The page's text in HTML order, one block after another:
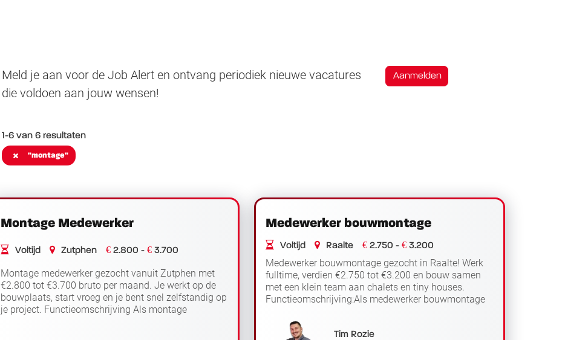
Meld je aan voor de Job Alert en ontvang periodiek nieuwe vacatures
die voldoen aan jouw wensen!
Aanmelden
1-6 van 6 resultaten
"montage"
Montage Medewerker
Voltijd Zutphen €2.800 - €3.700
Montage medewerker gezocht vanuit Zutphen met
€2.800 tot €3.700 bruto per maand. Je werkt op de
bouwplaats, start vroeg en je bent snel zelfstandig op
je project. Functieomschrijving Als montage
Medewerker bouwmontage
Voltijd Raalte € 2.750 -€ 3.200
Medewerker bouwmontage gezocht in Raalte! Werk
fulltime, verdien €2.750 tot €3.200 en bouw samen
met een klein team aan chalets en tiny houses.
Functieomschrijving:Als medewerker bouwmontage
Tim Rozie